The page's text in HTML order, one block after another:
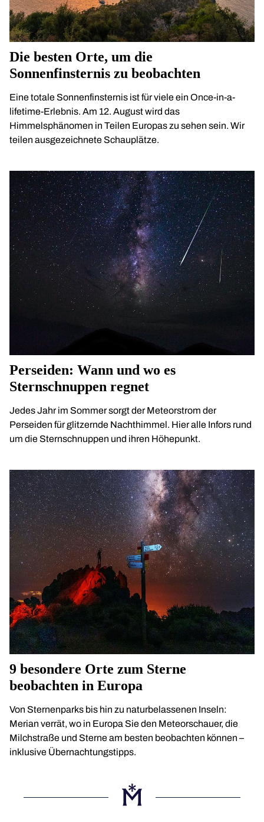
Die besten Orte, um die
Sonnenfinsternis zu beobachten
Eine totale Sonnenfinsternis ist für viele ein Once-in-a-
lifetime-Erlebnis. Am 12. August wird das
Himmelsphänomen in Teilen Europas zu sehen sein. Wir
teilen ausgezeichnete Schauplätze.
Perseiden: Wann und wo es
Sternschnuppen regnet
Jedes Jahr im Sommer sorgt der Meteorstrom der
Perseiden für glitzernde Nachthimmel. Hier alle Infors rund
um die Sternschnuppen und ihren Höhepunkt.
9 besondere Orte zum Sterne
beobachten in Europa
Von Sternenparks bis hin zu naturbelassenen Inseln:
Merian verrät, wo in Europa Sie den Meteorschauer, die
Milchstraße und Sterne am besten beobachten können –
inklusive Übernachtungstipps.